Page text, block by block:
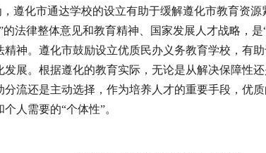
化市通达学校的设立有助于缓解遵化市教育资源
的法律整体意见和教育精神、国家发展人才战略，
精神。遵化市鼓励设立优质民办义务教育学校，有
发展。根据遵化的教育实际，无论是从解决保障性
分流还是主动选择，作为培养人才的重要手段，优
人需要的“个体性”。